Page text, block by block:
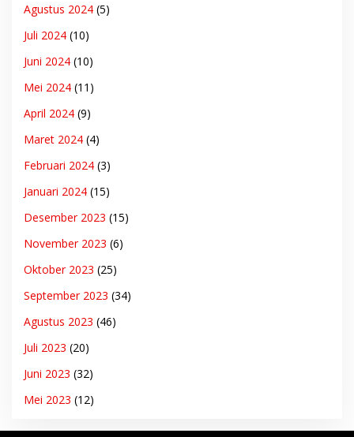
Agustus 2024 (5)
Juli 2024 (10)
Juni 2024 (10)
Mei 2024 (11)
April 2024 (9)
Maret 2024 (4)
Februari 2024 (3)
Januari 2024 (15)
Desember 2023 (15)
November 2023 (6)
Oktober 2023 (25)
September 2023 (34)
Agustus 2023 (46)
Juli 2023 (20)
Juni 2023 (32)
Mei 2023 (12)